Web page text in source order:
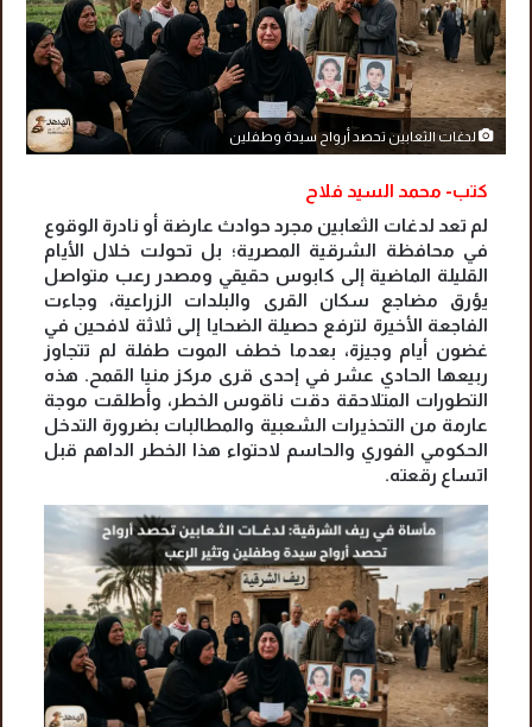
لدغات الثعابين تحصد أرواح سيدة وطفلين
كتب- محمد السيد فلاح
لم تعد لدغات الثعابين مجرد حوادث عارضة أو نادرة الوقوع
في محافظة الشرقية المصرية؛ بل تحولت خلال الأيام
القليلة الماضية إلى كابوس حقيقي ومصدر رعب متواصل
يؤرق مضاجع سكان القرى والبلدات الزراعية، وجاءت
الفاجعة الأخيرة لترفع حصيلة الضحايا إلى ثلاثة لافحين في
غضون أيام وجيزة، بعدما خطف الموت طفلة لم تتجاوز
ربيعها الحادي عشر في إحدى قرى مركز منيا القمح. هذه
التطورات المتلاحقة دقت ناقوس الخطر، وأطلقت موجة
عارمة من التحذيرات الشعبية والمطالبات بضرورة التدخل
الحكومي الفوري والحاسم لاحتواء هذا الخطر الداهم قبل
اتساع رقعته.